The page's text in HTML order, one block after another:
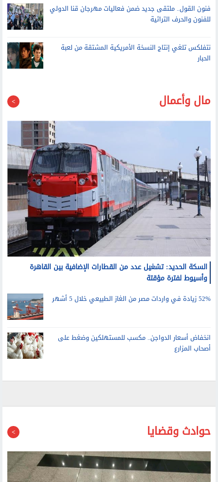
فنون القول.. ملتقى جديد ضمن فعاليات مهرجان قنا الدولي
للفنون والحرف التراثية
نتفلكس تلغي إنتاج النسخة الأمريكية المشتقة من لعبة
الحبار
مال وأعمال
السكة الحديد: تشغيل عدد من القطارات الإضافية بين القاهرة
وأسيوط لفترة مؤقتة
52% زيادة في واردات مصر من الغاز الطبيعي خلال 5 أشهر
انخفاض أسعار الدواجن.. مكسب للمستهلكين وضغط على
أصحاب المزارع
حوادث وقضايا